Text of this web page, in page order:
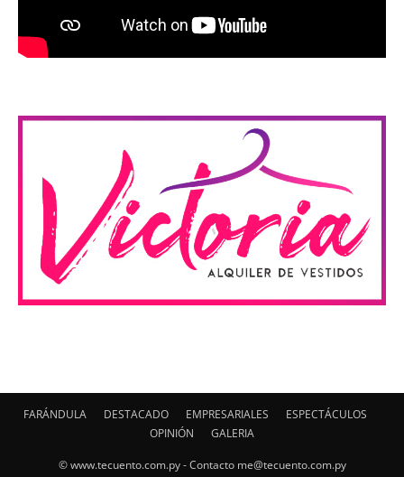
FARÁNDULA DESTACADO EMPRESARIALES
ESPECTÁCULOS
OPINIÓN
GALERIA
© www.tecuento.com.py - Contacto me@tecuento.com.py